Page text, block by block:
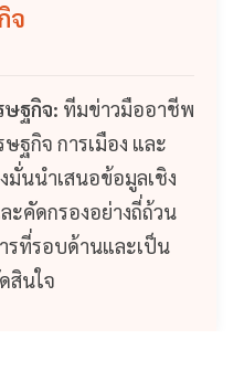
จ
ษฐกิจ: ทีมข่าวมืออาชีพ
ฐกิจ การเมือง และ
มั่นนำเสนอข้อมูลเชิง
ะคัดกรองอย่างถี่ถ้วน
รที่รอบด้านและเป็น
สินใจ